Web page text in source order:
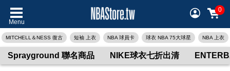
Menu
0
MITCHELL＆NESS 復古 短袖 上衣 NBA 球員卡 球衣 NBA 75大球星 NBA 上衣
Sprayground 聯名商品 NIKE球衣七折出清